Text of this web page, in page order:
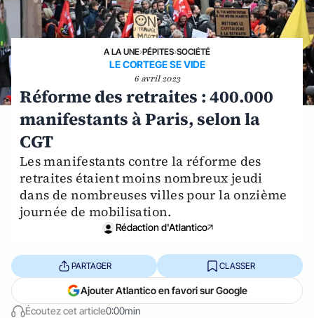
A LA UNE›PÉPITES›SOCIÉTÉ
LE CORTEGE SE VIDE
6 avril 2023
Réforme des retraites : 400.000
manifestants à Paris, selon la
CGT
Les manifestants contre la réforme des
retraites étaient moins nombreux jeudi
dans de nombreuses villes pour la onzième
journée de mobilisation.
Rédaction d'Atlantico
Écoutez cet article0:00min
PARTAGER CLASSER
Ajouter Atlantico en favori sur Google